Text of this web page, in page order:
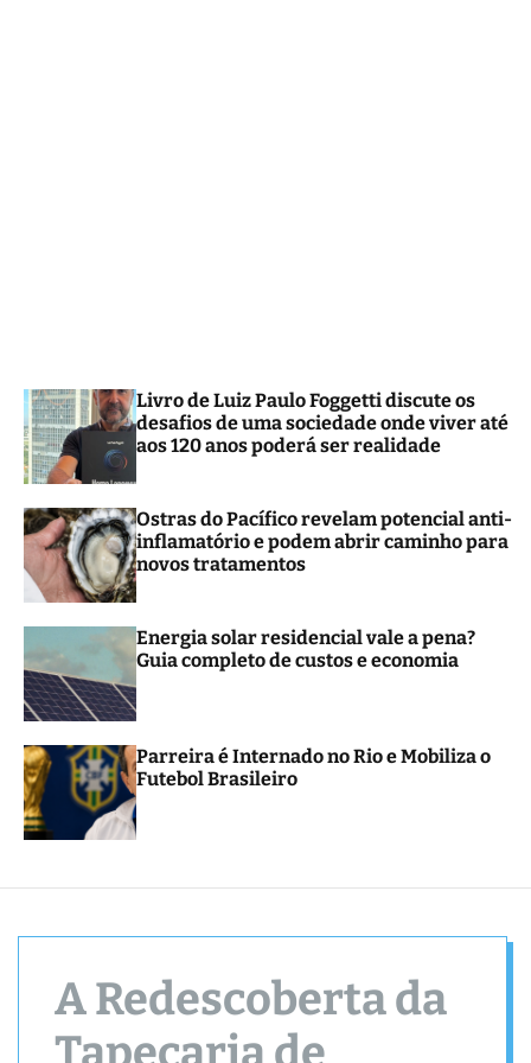
Livro de Luiz Paulo Foggetti discute os
desafios de uma sociedade onde viver até
aos 120 anos poderá ser realidade
Ostras do Pacífico revelam potencial anti-
inflamatório e podem abrir caminho para
novos tratamentos
Energia solar residencial vale a pena?
Guia completo de custos e economia
Parreira é Internado no Rio e Mobiliza o
Futebol Brasileiro
A Redescoberta da